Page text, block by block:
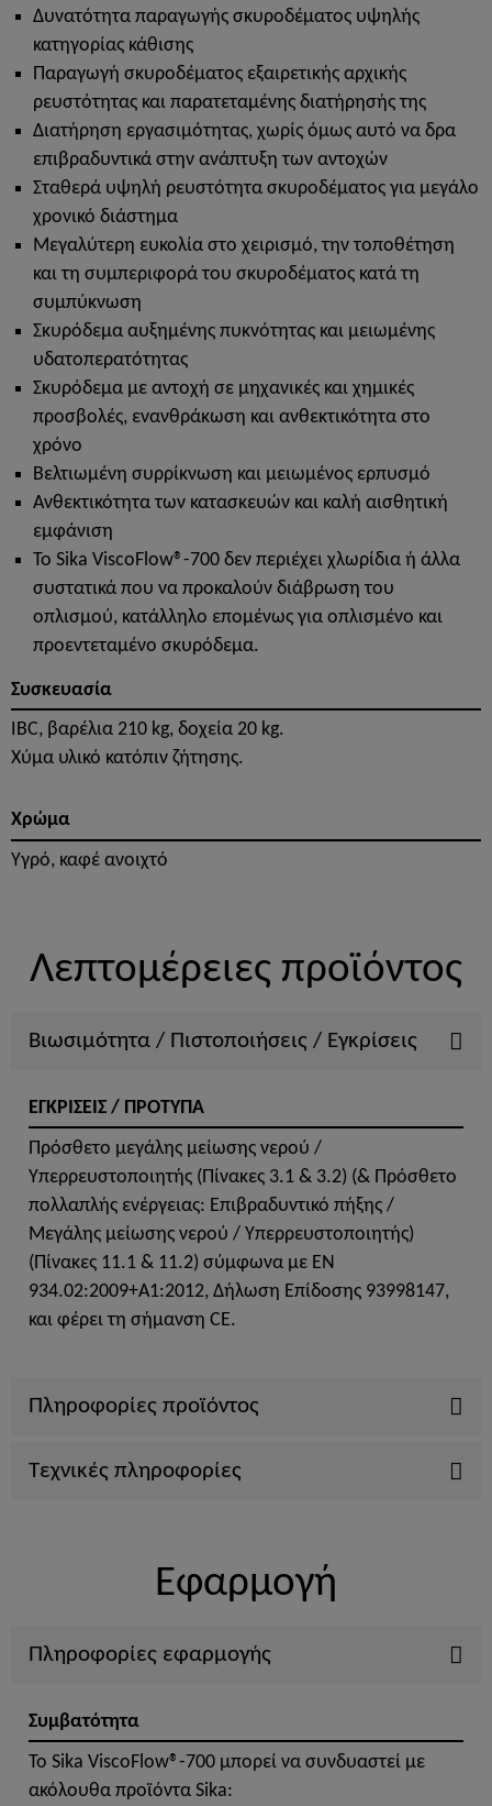
Δυνατότητα παραγωγής σκυροδέματος υψηλής
κατηγορίας κάθισης
Παραγωγή σκυροδέματος εξαιρετικής αρχικής
ρευστότητας και παρατεταμένης διατήρησής της
Διατήρηση εργασιμότητας, χωρίς όμως αυτό να δρα
επιβραδυντικά στην ανάπτυξη των αντοχών
Σταθερά υψηλή ρευστότητα σκυροδέματος για μεγάλο
χρονικό διάστημα
Μεγαλύτερη ευκολία στο χειρισμό, την τοποθέτηση
και τη συμπεριφορά του σκυροδέματος κατά τη
συμπύκνωση
Σκυρόδεμα αυξημένης πυκνότητας και μειωμένης
υδατοπερατότητας
Σκυρόδεμα με αντοχή σε μηχανικές και χημικές
προσβολές, ενανθράκωση και ανθεκτικότητα στο
χρόνο
Βελτιωμένη συρρίκνωση και μειωμένος ερπυσμό
Ανθεκτικότητα των κατασκευών και καλή αισθητική
εμφάνιση
Το Sika ViscoFlow®-700 δεν περιέχει χλωρίδια ή άλλα
συστατικά που να προκαλούν διάβρωση του
οπλισμού, κατάλληλο επομένως για οπλισμένο και
προεντεταμένο σκυρόδεμα.
Συσκευασία
IBC, βαρέλια 210 kg, δοχεία 20 kg.
Χύμα υλικό κατόπιν ζήτησης.
Χρώμα
Υγρό, καφέ ανοιχτό
Λεπτομέρειες προϊόντος
Βιωσιμότητα / Πιστοποιήσεις / Εγκρίσεις
ΕΓΚΡΙΣΕΙΣ / ΠΡΟΤΥΠΑ
Πρόσθετο μεγάλης μείωσης νερού /
Υπερρευστοποιητής (Πίνακες 3.1 & 3.2) (& Πρόσθετο
πολλαπλής ενέργειας: Eπιβραδυντικό πήξης /
Mεγάλης μείωσης νερού / Yπερρευστοποιητής)
(Πίνακες 11.1 & 11.2) σύμφωνα με ΕΝ
934.02:2009+A1:2012, Δήλωση Επίδοσης 93998147,
και φέρει τη σήμανση CE.
Πληροφορίες προϊόντος
Τεχνικές πληροφορίες
Εφαρμογή
Πληροφορίες εφαρμογής
Συμβατότητα
Το Sika ViscoFlow®-700 μπορεί να συνδυαστεί με
ακόλουθα προϊόντα Sika: